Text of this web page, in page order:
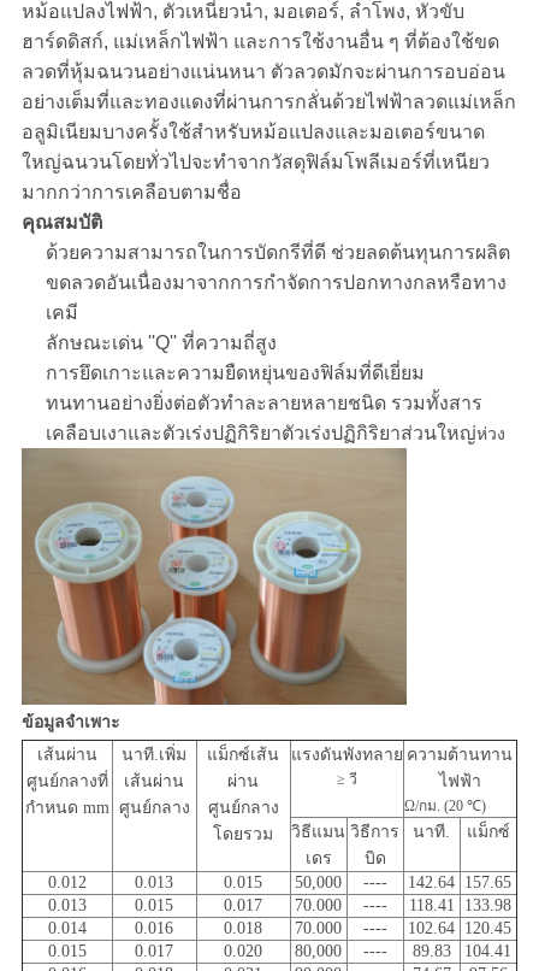
หม้อแปลงไฟฟ้า, ตัวเหนี่ยวนำ, มอเตอร์, ลำโพง, หัวขับ
ฮาร์ดดิสก์, แม่เหล็กไฟฟ้า และการใช้งานอื่น ๆ ที่ต้องใช้ขด
ลวดที่หุ้มฉนวนอย่างแน่นหนา ตัวลวดมักจะผ่านการอบอ่อน
อย่างเต็มที่และทองแดงที่ผ่านการกลั่นด้วยไฟฟ้าลวดแม่เหล็ก
อลูมิเนียมบางครั้งใช้สำหรับหม้อแปลงและมอเตอร์ขนาด
ใหญ่ฉนวนโดยทั่วไปจะทำจากวัสดุฟิล์มโพลีเมอร์ที่เหนียว
มากกว่าการเคลือบตามชื่อ
คุณสมบัติ
ด้วยความสามารถในการบัดกรีที่ดี ช่วยลดต้นทุนการผลิต
ขดลวดอันเนื่องมาจากการกำจัดการปอกทางกลหรือทาง
เคมี
ลักษณะเด่น ''Q'' ที่ความถี่สูง
การยึดเกาะและความยืดหยุ่นของฟิล์มที่ดีเยี่ยม
ทนทานอย่างยิ่งต่อตัวทำละลายหลายชนิด รวมทั้งสาร
เคลือบเงาและตัวเร่งปฏิกิริยาตัวเร่งปฏิกิริยาส่วนใหญ่ห่วง
ข้อมูลจำเพาะ
เส้นผ่าน
ศูนย์กลางที่
กำหนด mm
นาที.เพิ่ม
เส้นผ่าน
ศูนย์กลาง
แม็กซ์เส้น
ผ่าน
ศูนย์กลาง
โดยรวม
แรงดันพังทลาย
≥ วี
ความต้านทาน
ไฟฟ้า
Ω/กม. (20 ℃)
วิธีแมน
เดร
วิธีการ
บิด
นาที. แม็กซ์
0.012 0.013 0.015 50,000 ---- 142.64 157.65
0.013
0.015 0.017 70.000 ---- 118.41
133.98
0.014
0.016 0.018 70.000 ---- 102.64 120.45
0.015
0.017 0.020 80,000 ---- 89.83
104.41